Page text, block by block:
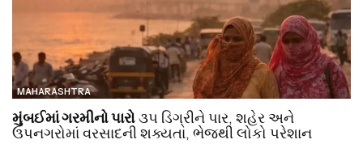
MAHARASHTRA
મુંબઈમાં ગરમીનો પારો૩૫ ડિગ્રીને પાર, શહેર અને
ઉપનગરોમાં વરસાદની શક્યતા, ભેજથી લોકો પરેશાન